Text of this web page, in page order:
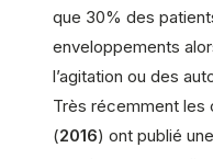
que 30% des
enveloppements
l’agitation ou des
Très récemment les
(2016) ont publié